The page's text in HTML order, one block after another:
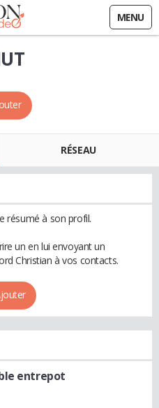
MENU
RÉSEAU
résumé à son profil.
un en lui envoyant un
Christian à vos contacts.
entrepot